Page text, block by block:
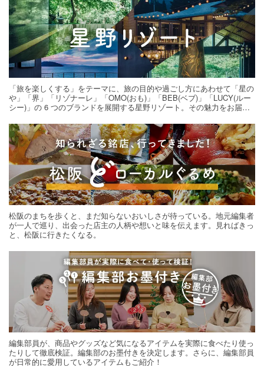
「旅を楽しくする」をテーマに、旅の目的や過ごし方にあわせて「星の
や」「界」「リゾナーレ」「OMO(おも)」「BEB(ベブ)」「LUCY(ルー
シー)」の 6 つのブランドを展開する星野リゾート。その魅力をお届け
松阪のまちを歩くと、まだ知らないおいしさが待っている。地元編集者
が一人で巡り、出会った店主の人柄や想いと味を伝えます。見ればきっ
と、松阪に行きたくなる。
編集部員が、商品やグッズなど気になるアイテムを実際に食べたり使っ
たりして徹底検証。編集部のお墨付きを決定します。さらに、編集部員
が日常的に愛用しているアイテムもご紹介！